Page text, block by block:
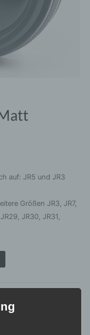
auf: JR5 und JR3
Größen JR3, JR7,
JR30, JR31,